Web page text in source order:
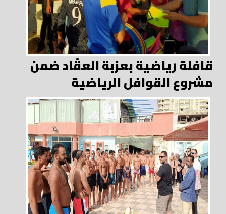
قافلة رياضية بعزبة العقّاد ضمن
مشروع القوافل الرياضية